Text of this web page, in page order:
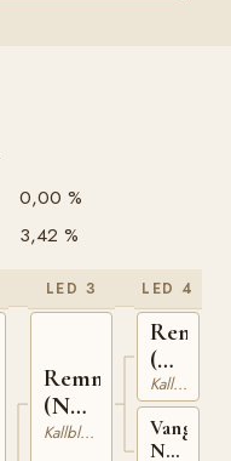
0,00 %
3,42 %
LED 3
Remnor
(NO)
T-193
Kallblodig Travare
LED 4
Remin
(NO)
T-
170
Kallblodig Travare
Vangne
Nora